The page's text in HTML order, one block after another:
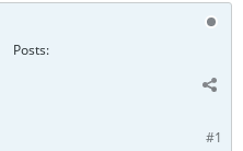
Posts:
#1